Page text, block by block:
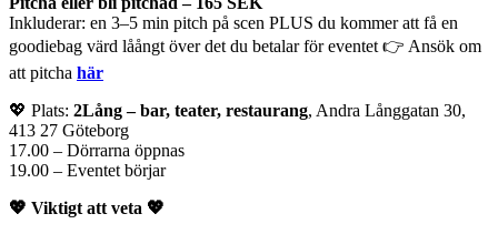
Inkluderar: en 3–5 min pitch på scen PLUS du kommer att få en
goodiebag värd låångt över det du betalar för eventet 👉 Ansök om
att pitcha här
💖 Plats: 2Lång – bar, teater, restaurang, Andra Långgatan 30,
413 27 Göteborg
17.00 – Dörrarna öppnas
19.00 – Eventet börjar
💖 Viktigt att veta 💖